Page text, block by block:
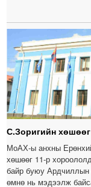
С.Зоригийн
МоАХ-ы анхны
хөшөөг 11-р
байр буюу Ардчиллын
өмнө нь мэдээлж